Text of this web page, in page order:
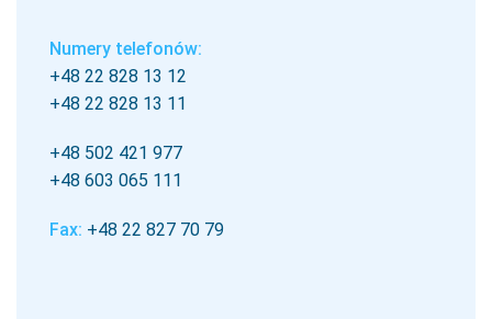
Numery telefonów:
+48 22 828 13 12
+48 22 828 13 11
+48 502 421 977
+48 603 065 111
Fax: +48 22 827 70 79